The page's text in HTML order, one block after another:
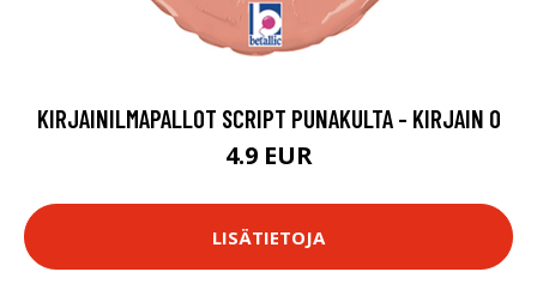
KIRJAINILMAPALLOT SCRIPT PUNAKULTA - KIRJAIN O
4.9 EUR
LISÄTIETOJA